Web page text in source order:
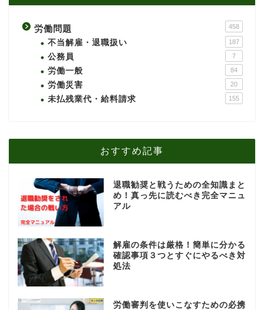
労働問題 458
不当解雇・退職扱い 187
公務員 7
労働一般 84
労働災害 20
未払残業代・給料請求 155
おすすめ記事
退職勧奨と戦うための全知識まと
め！真っ先に読むべき完全マニュ
アル
解雇の条件は厳格！簡単に分かる
確認事項３つとすぐにやるべき対
処法
労働審判を使いこなすための必携